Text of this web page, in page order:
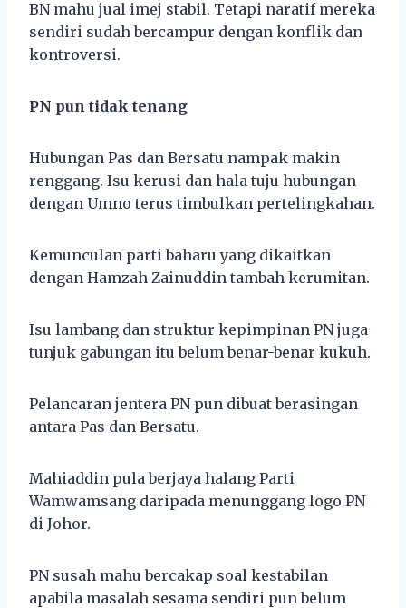
BN mahu jual imej stabil. Tetapi naratif mereka
sendiri sudah bercampur dengan konflik dan
kontroversi.
PN pun tidak tenang
Hubungan Pas dan Bersatu nampak makin
renggang. Isu kerusi dan hala tuju hubungan
dengan Umno terus timbulkan pertelingkahan.
Kemunculan parti baharu yang dikaitkan
dengan Hamzah Zainuddin tambah kerumitan.
Isu lambang dan struktur kepimpinan PN juga
tunjuk gabungan itu belum benar-benar kukuh.
Pelancaran jentera PN pun dibuat berasingan
antara Pas dan Bersatu.
Mahiaddin pula berjaya halang Parti
Wamwamsang daripada menunggang logo PN
di Johor.
PN susah mahu bercakap soal kestabilan
apabila masalah sesama sendiri pun belum